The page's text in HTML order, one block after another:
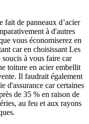
de panneaux d’acier
à d'autres
vous économiserez en
car en choisissant Les
à vous faire car
toiture en acier embellit
Il faudrait également
d'assurance car certaines
de 35 % en raison de
au feu et aux rayons